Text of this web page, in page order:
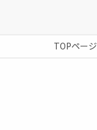
TOPページ